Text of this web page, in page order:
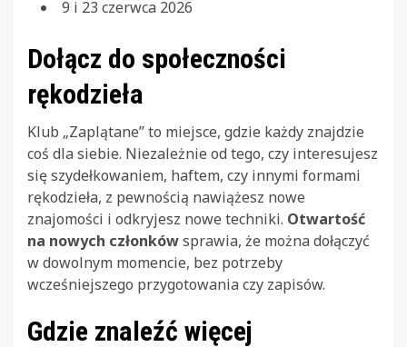
9 i 23 czerwca 2026
Dołącz do społeczności
rękodzieła
Klub „Zaplątane” to miejsce, gdzie każdy znajdzie
coś dla siebie. Niezależnie od tego, czy interesujesz
się szydełkowaniem, haftem, czy innymi formami
rękodzieła, z pewnością nawiążesz nowe
znajomości i odkryjesz nowe techniki. Otwartość
na nowych członkówsprawia, że można dołączyć
w dowolnym momencie, bez potrzeby
wcześniejszego przygotowania czy zapisów.
Gdzie znaleźć więcej